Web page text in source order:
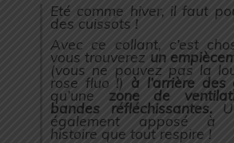
Eté comme hiver, il faut
des cuissots !
Avec ce collant, c’est
vous trouverez un
(vous ne pouvez pas la
rose fluo !) à l’arrière des
qu’une zone de
bandes réfléchissantes.
également apposé à
histoire que tout respire !